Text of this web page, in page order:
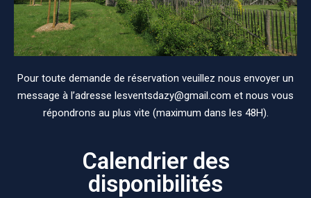
Pour toute demande de réservation veuillez nous envoyer un
message à l’adresse lesventsdazy@gmail.com et nous vous
répondrons au plus vite (maximum dans les 48H).
Calendrier des
disponibilités